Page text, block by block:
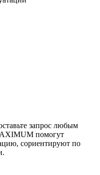
запрос любым
помогут
сориентируют по